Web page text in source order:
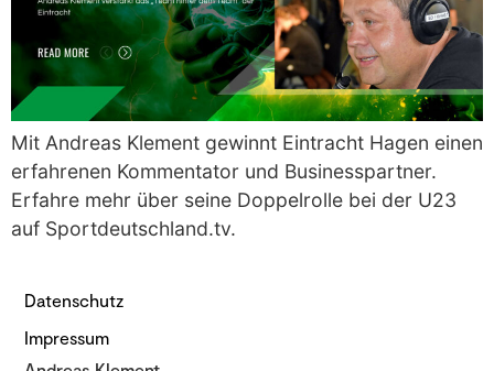
Mit Andreas Klement gewinnt Eintracht Hagen einen
erfahrenen Kommentator und Businesspartner.
Erfahre mehr über seine Doppelrolle bei der U23
auf Sportdeutschland.tv.
Datenschutz
Impressum